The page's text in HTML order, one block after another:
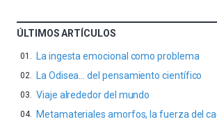
ÚLTIMOS ARTÍCULOS
La ingesta emocional como problema
La Odisea… del pensamiento científico
Viaje alrededor del mundo
Metamateriales amorfos, la fuerza del